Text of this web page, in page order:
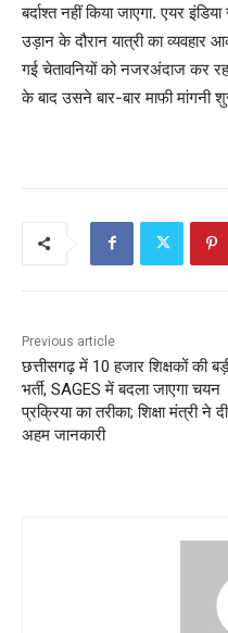
बर्दाश्त नहीं किया जाएगा. एयर
उड़ान के दौरान यात्री का
गई चेतावनियों को नजरअंदाज कर रहा
के बाद उसने बार-बार माफी मांगनी
Previous article
छत्तीसगढ़ में 10 हजार शिक्षकों की
भर्ती, SAGES में बदला जाएगा चयन
प्रक्रिया का तरीका; शिक्षा मंत्री ने दी
अहम जानकारी